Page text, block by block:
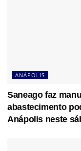
ANÁPOLIS
Saneago faz
abastecimento
Anápolis neste